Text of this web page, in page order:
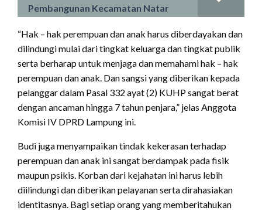
Pembangunan Kecamatan Natar
“Hak – hak perempuan dan anak harus diberdayakan dan
dilindungi mulai dari tingkat keluarga dan tingkat publik
serta berharap untuk menjaga dan memahami hak – hak
perempuan dan anak. Dan sangsi yang diberikan kepada
pelanggar dalam Pasal 332 ayat (2) KUHP sangat berat
dengan ancaman hingga 7 tahun penjara,” jelas Anggota
Komisi IV DPRD Lampung ini.
Budi juga menyampaikan tindak kekerasan terhadap
perempuan dan anak ini sangat berdampak pada fisik
maupun psikis. Korban dari kejahatan ini harus lebih
diilindungi dan diberikan pelayanan serta dirahasiakan
identitasnya. Bagi setiap orang yang memberitahukan